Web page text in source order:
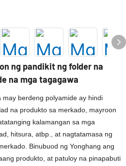
ng pandikit ng folder na
na mga tagagawa
berdeng polyamide ay hindi
na produkto sa merkado, mayroon
kalamangan sa mga
hitsura, atbp., at nagtatamasa ng
Binubuod ng Yonghang ang
produkto, at patuloy na pinapabuti